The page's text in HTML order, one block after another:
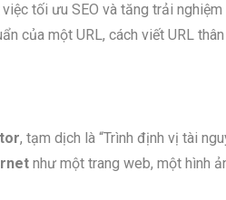
tối ưu SEO và tăng trải
của một URL, cách viết URL
, tạm dịch là “Trình định vị tài
như một trang web, một hình